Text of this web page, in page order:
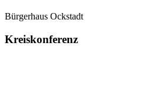
Bürgerhaus Ockstadt
Kreiskonferenz